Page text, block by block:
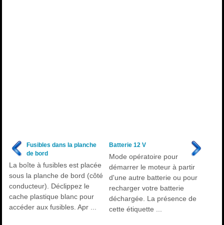
Fusibles dans la planche
de bord
La boîte à fusibles est placée
sous la planche de bord (côté
conducteur). Déclippez le
cache plastique blanc pour
accéder aux fusibles. Apr ...
Batterie 12 V
Mode opératoire pour
démarrer le moteur à partir
d'une autre batterie ou pour
recharger votre batterie
déchargée. La présence de
cette étiquette ...